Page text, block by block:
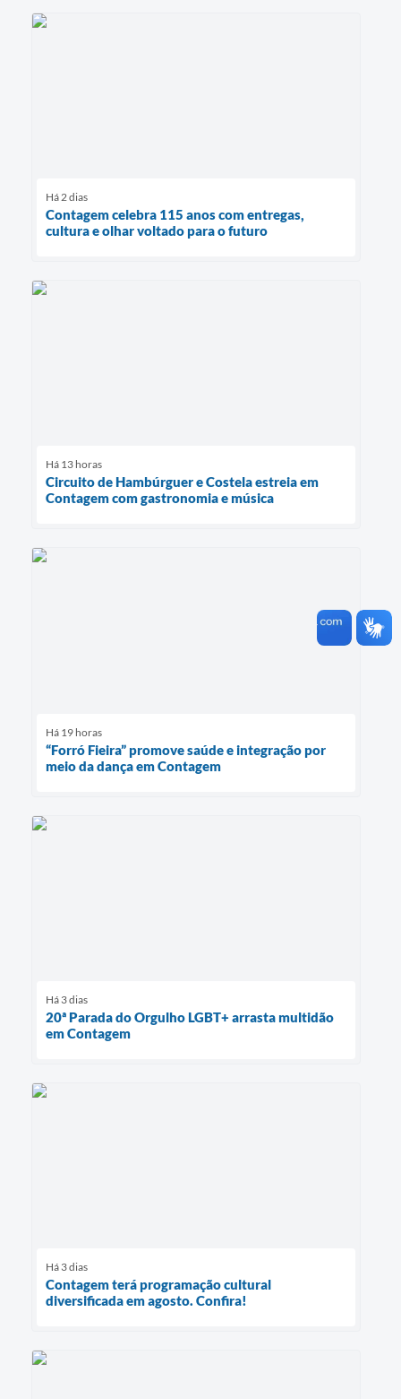
Há 2 dias
Contagem celebra 115 anos com entregas,
cultura e olhar voltado para o futuro
Há 13 horas
Circuito de Hambúrguer e Costela estreia em
Contagem com gastronomia e música
Há 19 horas
“Forró Fieira” promove saúde e integração por
meio da dança em Contagem
Há 3 dias
20ª Parada do Orgulho LGBT+ arrasta multidão
em Contagem
Há 3 dias
Contagem terá programação cultural
diversificada em agosto. Confira!